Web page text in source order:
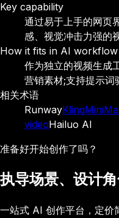
Key capability
通过易于上手的网页
感、视觉冲击力强的
How it fits in AI workflow
作为独立的视频生成
营销素材;支持提示词
相关术语
RunwayKling
videoHailuo AI
准备好开始创作了吗？
执导场景、设计
一站式 AI 创作平台，定价